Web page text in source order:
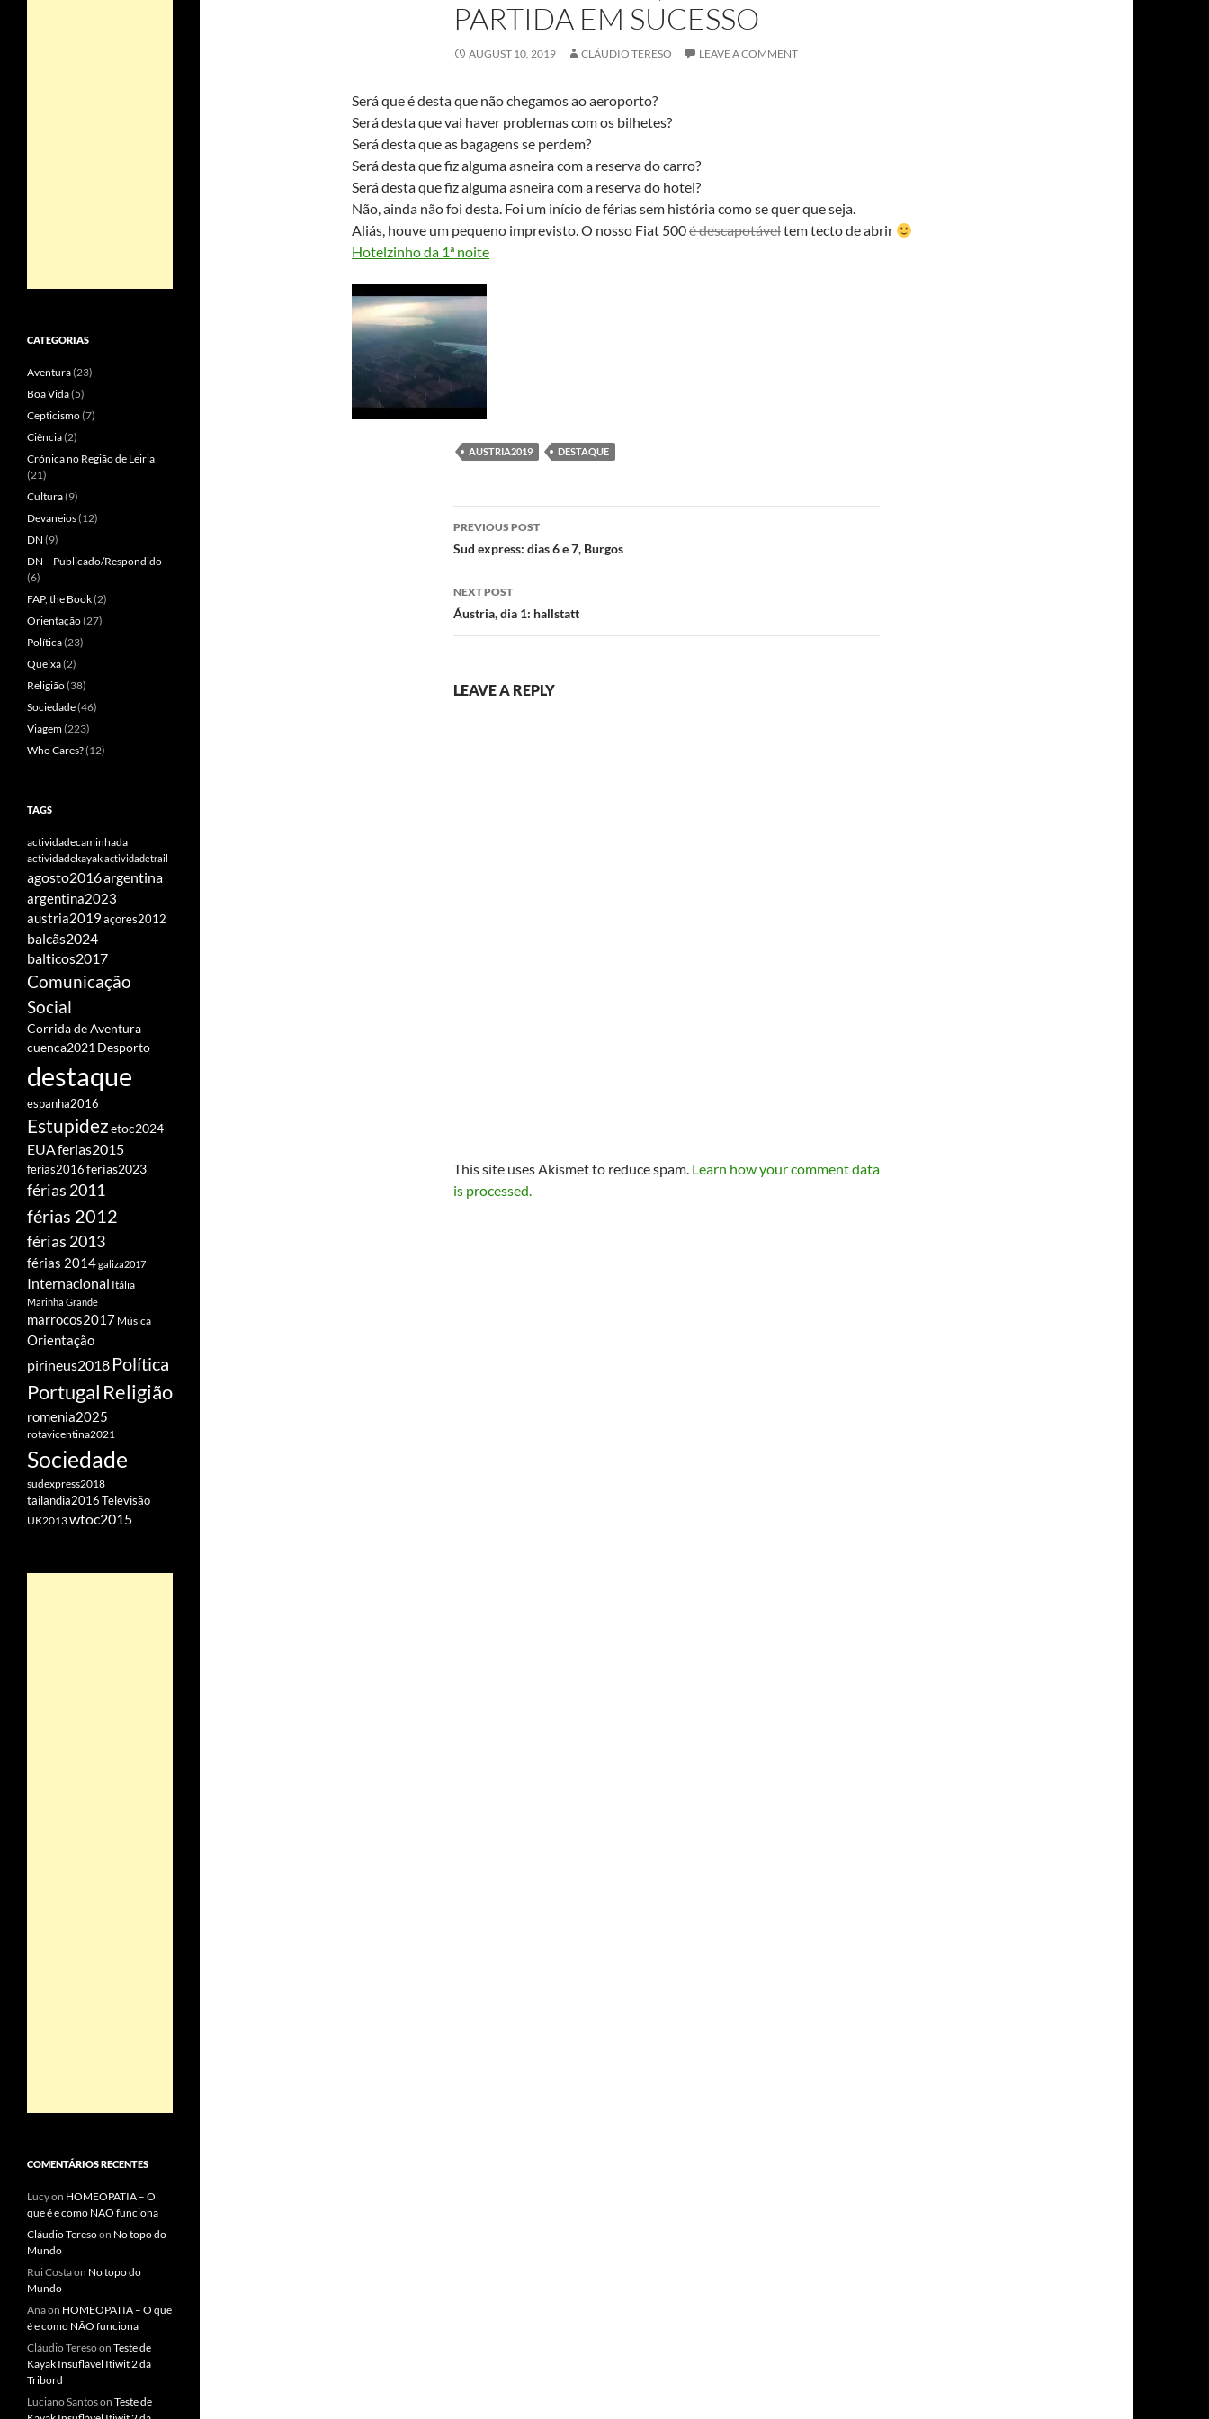
PARTIDA EM SUCESSO
AUGUST 10, 2019 CLÁUDIO TERESO LEAVE A COMMENT
Será que é desta que não chegamos ao aeroporto?
Será desta que vai haver problemas com os bilhetes?
Será desta que as bagagens se perdem?
Será desta que fiz alguma asneira com a reserva do carro?
Será desta que fiz alguma asneira com a reserva do hotel?
Não, ainda não foi desta. Foi um início de férias sem história como se quer que seja.
Aliás, houve um pequeno imprevisto. O nosso Fiat 500é descapotáveltem tecto de abrir
Hotelzinho da 1ª noite
AUSTRIA2019 DESTAQUE
Post
navigation
PREVIOUS POST
Sud express: dias 6 e 7, Burgos
NEXT POST
Áustria, dia 1: hallstatt
LEAVE A REPLY
This site uses Akismet to reduce spam. Learn how your comment data
is processed.
CATEGORIAS
Aventura(23)
Boa Vida(5)
Cepticismo(7)
Ciência(2)
Crónica no Região de Leiria
(21)
Cultura(9)
Devaneios(12)
DN (9)
DN – Publicado/Respondido
(6)
FAP, the Book(2)
Orientação(27)
Política(23)
Queixa(2)
Religião(38)
Sociedade(46)
Viagem(223)
Who Cares?(12)
TAGS
actividadecaminhada
actividadekayakactividadetrail
agosto2016argentina
argentina2023
austria2019açores2012
balcãs2024
balticos2017
Comunicação
Social
Corrida de Aventura
cuenca2021 Desporto
destaque
espanha2016
Estupidezetoc2024
EUAferias2015
ferias2016ferias2023
férias 2011
férias 2012
férias 2013
férias 2014galiza2017
Internacional Itália
Marinha Grande
marrocos2017 Música
Orientação
pirineus2018 Política
Portugal Religião
romenia2025
rotavicentina2021
Sociedade
sudexpress2018
tailandia2016Televisão
UK2013wtoc2015
COMENTÁRIOS RECENTES
Lucyon HOMEOPATIA – O
que é e como NÃO funciona
Cláudio Teresoon No topo do
Mundo
Rui Costaon No topo do
Mundo
Anaon HOMEOPATIA – O que
é e como NÃO funciona
Cláudio Teresoon Teste de
Kayak Insuflável Itiwit 2 da
Tribord
Luciano Santoson Teste de